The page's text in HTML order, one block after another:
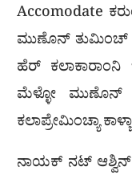
Accomodate
ಮುಣೊನ್ ತುಮಿಂಚ್
ಹೆರ್
ಮೆಳ್ಳೋ ಮುಣೊನ್
ಕಲಾಪ್ರೇಮಿಂಚ್ಯಾ
ನಾಯಕ್ ನಟ್ ಆಶ್ವಿನ್